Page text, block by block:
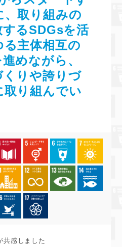
、取り組みの
るSDGsを活
主体相互の
めながら、
りや誇りづ
取り組んでい
共感しました